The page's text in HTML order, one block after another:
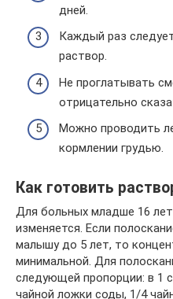
дней.
Каждый раз
раствор.
Не проглатывать
отрицательно
Можно проводить
кормлении грудью.
Как готовить
Для больных младше 16
изменяется. Если
малышу до 5 лет, то
минимальной. Для
следующей пропорции: в 1
чайной ложки соды, 1/4